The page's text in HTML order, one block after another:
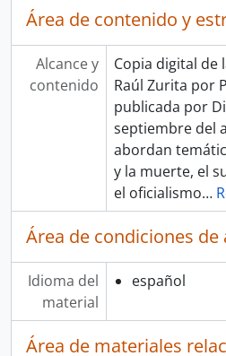
Área de contenido y
Alcance y
contenido
Copia digital de
Raúl Zurita por
publicada por
septiembre del
abordan
y la muerte, el
el oficialismo…
Área de condiciones de
Idioma del
material
español
Área de materiales